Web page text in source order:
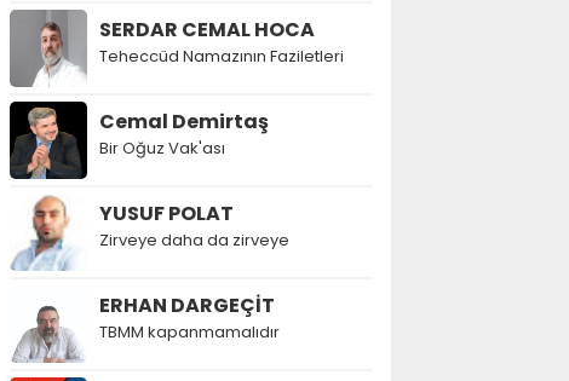
SERDAR CEMAL HOCA
Teheccüd Namazının Faziletleri
Cemal Demirtaş
Bir Oğuz Vak'ası
YUSUF POLAT
Zirveye daha da zirveye
ERHAN DARGEÇİT
TBMM kapanmamalıdır